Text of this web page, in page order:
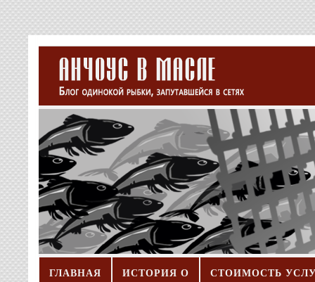
ГЛАВНАЯ ИСТОРИЯ О СТОИМОСТЬ